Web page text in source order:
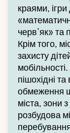
краями, ігри
черв’як» та
Крім того,
захисту
пішохідні
обмеження
міста, зони
розбудова